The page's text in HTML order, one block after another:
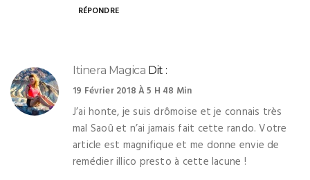
RÉPONDRE
Itinera Magica Dit :
19 Février 2018 À 5 H 48 Min
J’ai honte, je suis drômoise et je connais très
mal Saoû et n’ai jamais fait cette rando. Votre
article est magnifique et me donne envie de
remédier illico presto à cette lacune !